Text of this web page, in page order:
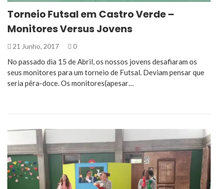
Torneio Futsal em Castro Verde –
Monitores Versus Jovens
21 Junho, 2017 0
No passado dia 15 de Abril, os nossos jovens desafiaram os
seus monitores para um torneio de Futsal. Deviam pensar que
seria pêra-doce. Os monitores(apesar…